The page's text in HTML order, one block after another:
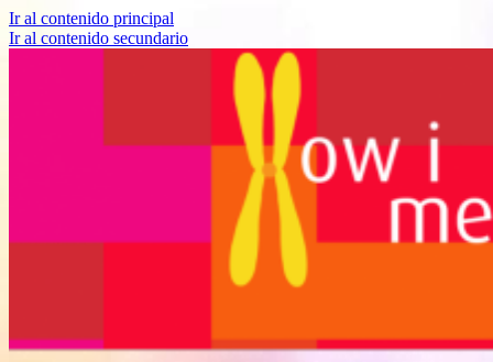
Ir al contenido principal
Ir al contenido secundario
How I met your genes
Proyecto de divulgación científica sobre